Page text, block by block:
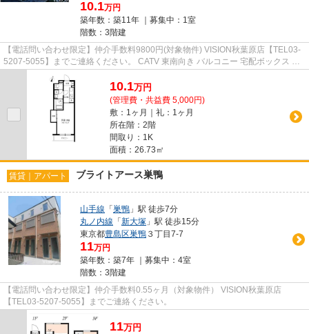
10.1万円
築年数：築11年 ｜募集中： 1室
階数：3階建
【電話問い合わせ限定】仲介手数料9800円(対象物件) VISION秋葉原店【TEL03-
5207-5055】までご連絡ください。 CATV 東南向き バルコニー 宅配ボックス 洗
面所独立
10.1万円
(管理費・共益費 5,000円)
敷：1ヶ月｜礼：1ヶ月
所在階：2階
間取り：1K
面積：26.73㎡
賃貸｜アパート ブライトアース巣鴨
山手線 「巣鴨 」駅 徒歩7分
丸ノ内線 「新大塚 」駅 徒歩15分
東京都豊島区巣鴨 ３丁目7-7
11万円
築年数：築7年 ｜募集中： 4室
階数：3階建
【電話問い合わせ限定】仲介手数料0.55ヶ月（対象物件） VISION秋葉原店
【TEL03-5207-5055】までご連絡ください。
11万円